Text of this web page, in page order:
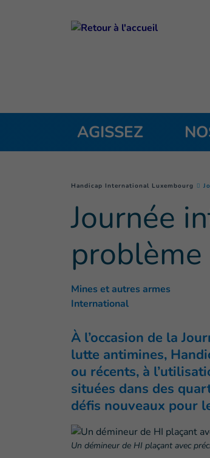
AGISSEZ
You are here :
Handicap International Luxembourg
Journée
Mines et autres armes
International
À l’occasion de la
lutte antimines,
ou récents, à
situées dans des
défis nouveaux pour
Un démineur de HI plaçant avec